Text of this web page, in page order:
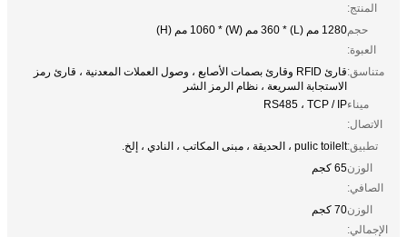
المنتج:
حجم
العبوة:
1280 مم (L) * 360 مم (W) * 1060 مم (H)
متناسق:
قارئ RFID وقارئ بصمات الأصابع ، وصول العملات المعدنية ، قارئ رمز
الاستجابة السريعة ، نظام الرمز الشر
ميناء
الاتصال:
RS485 ، TCP / IP
تطبيق:pulic toilelt ، الحديقة ، مبنى المكاتب ، النادي ، إلخ.
الوزن
الصافي:
65 كجم
الوزن
الإجمالي:
70 كجم